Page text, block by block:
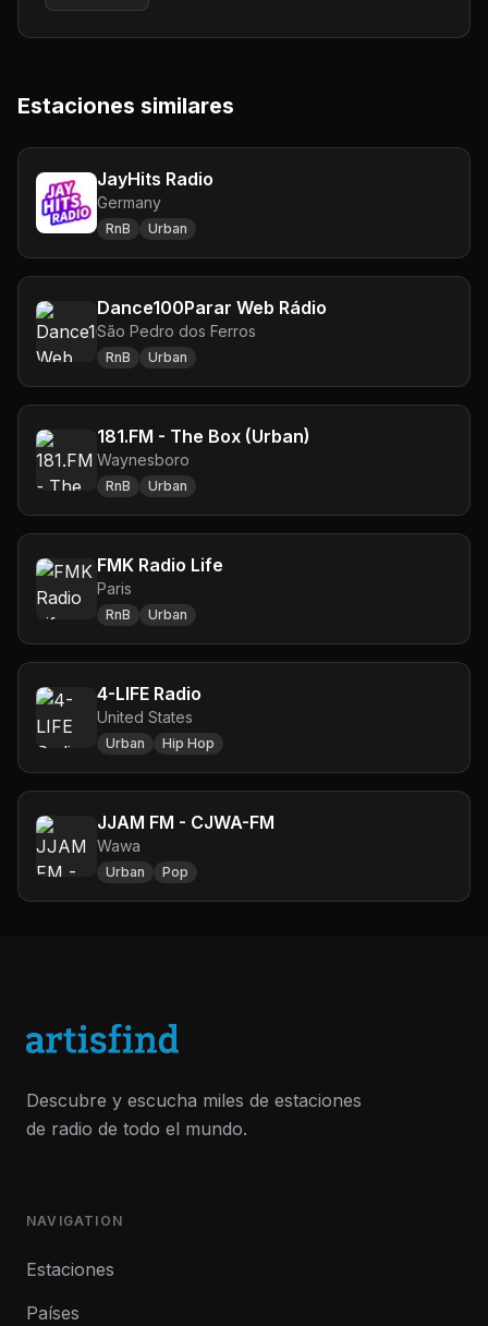
Estaciones similares
JayHits Radio
Germany
RnB Urban
Dance100Parar Web Rádio
São Pedro dos Ferros
RnB Urban
181.FM - The Box (Urban)
Waynesboro
RnB Urban
FMK Radio Life
Paris
RnB Urban
4-LIFE Radio
United States
Urban Hip Hop
JJAM FM - CJWA-FM
Wawa
Urban Pop
Descubre y escucha miles de estaciones
de radio de todo el mundo.
NAVIGATION
Estaciones
Países